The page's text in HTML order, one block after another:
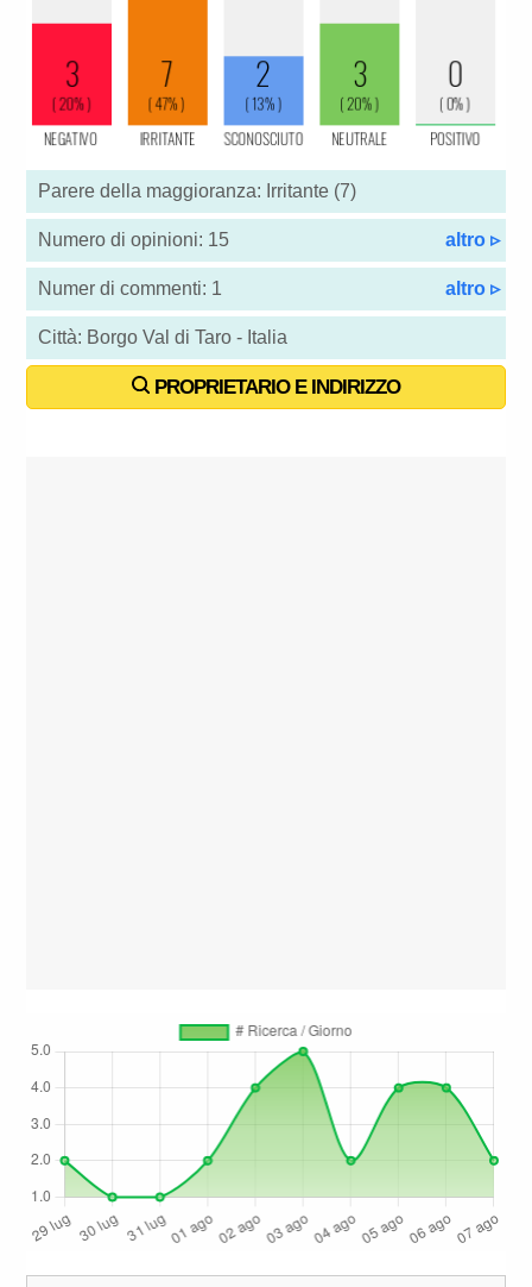
Parere della maggioranza: Irritante (7)
Numero di opinioni: 15 altro ▹
Numer di commenti: 1 altro ▹
Città: Borgo Val di Taro - Italia
PROPRIETARIO E INDIRIZZO